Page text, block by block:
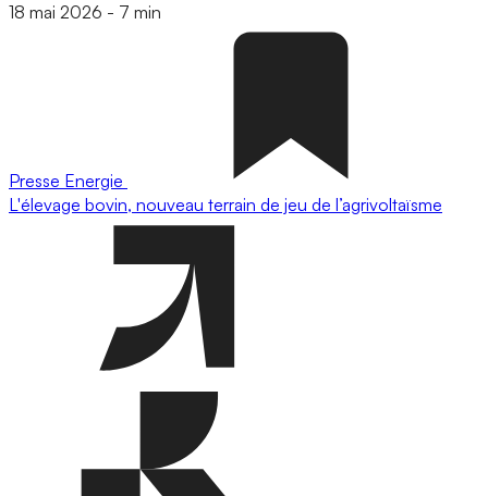
18 mai 2026 - 7 min
Presse Energie
L'élevage bovin, nouveau terrain de jeu de l’agrivoltaïsme